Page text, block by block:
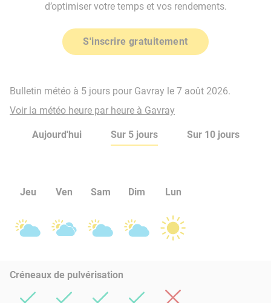
d’optimiser votre temps et vos rendements.
S'inscrire gratuitement
Bulletin météo à 5 jours pour Gavray le 7 août 2026.
Voir la météo heure par heure à Gavray
Aujourd'hui Sur 5 jours Sur 10 jours
Jeu Ven Sam Dim Lun
Créneaux de pulvérisation